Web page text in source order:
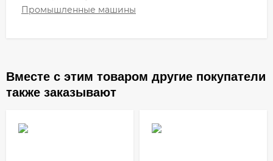
Промышленные машины
Вместе с этим товаром другие покупатели
также заказывают